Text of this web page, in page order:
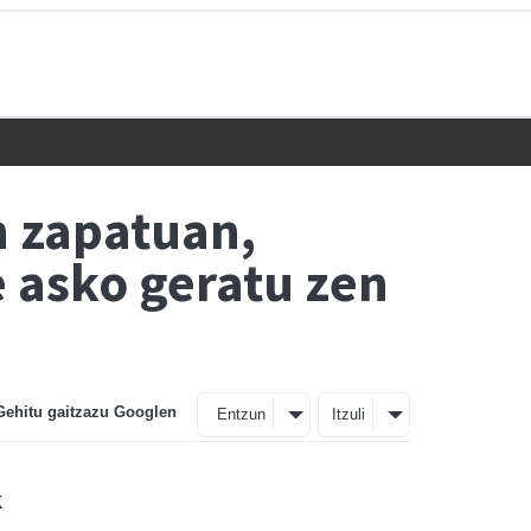
zapatuan,
geratu zen
gaitzazu Googlen Entzun Itzuli